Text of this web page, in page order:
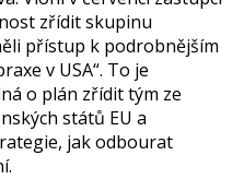
zřídit skupinu
přístup k podrobnějším
v USA“. To je
o plán zřídit tým ze
států EU a
jak odbourat